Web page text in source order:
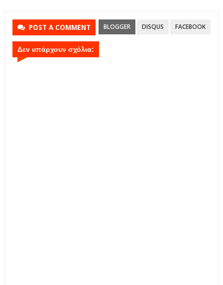
POST A COMMENT BLOGGER DISQUS FACEBOOK
Δεν υπάρχουν σχόλια: